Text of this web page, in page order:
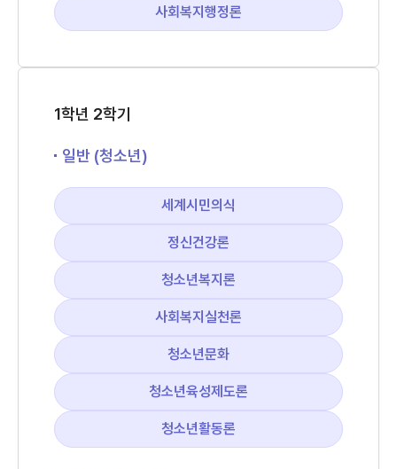
사회복지행정론
1학년 2학기
일반 (청소년)
세계시민의식
정신건강론
청소년복지론
사회복지실천론
청소년문화
청소년육성제도론
청소년활동론